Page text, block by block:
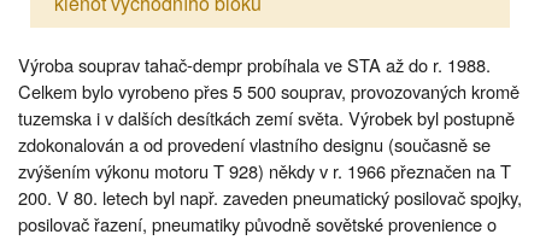
Výroba souprav tahač-dempr probíhala ve STA až do r. 1988.
Celkem bylo vyrobeno přes 5 500 souprav, provozovaných kromě
tuzemska i v dalších desítkách zemí světa. Výrobek byl postupně
zdokonalován a od provedení vlastního designu (současně se
zvýšením výkonu motoru T 928) někdy v r. 1966 přeznačen na T
200. V 80. letech byl např. zaveden pneumatický posilovač spojky,
posilovač řazení, pneumatiky původně sovětské provenience o